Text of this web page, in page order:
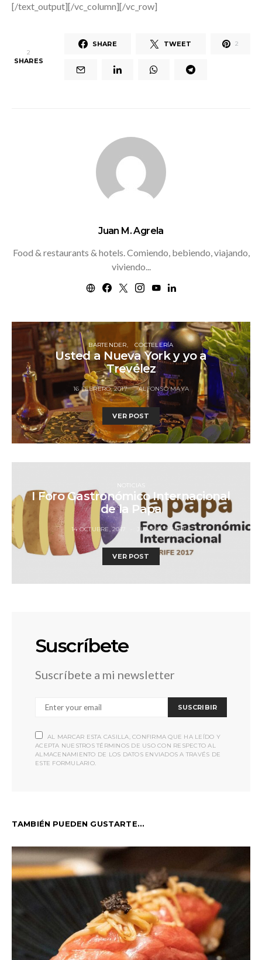
[/text_output][/vc_column][/vc_row]
2
SHARES
SHARE TWEET 2
Juan M. Agrela
Food & restaurants & hotels. Comiendo, bebiendo, viajando,
viviendo...
BARTENDER COCTELERÍA
Usted a Nueva York y yo a
Trevélez
16 FEBRERO, 2017 ALFONSO MAYA
VER POST
NOTICIAS
I Foro Gastronómico Internacional
de la Papa
14 OCTUBRE, 2017 JUAN M. AGRELA
VER POST
Suscríbete
Suscríbete a mi newsletter
SUSCRIBIR
AL MARCAR ESTA CASILLA, CONFIRMA QUE HA LEÍDO Y
ACEPTA NUESTROS TÉRMINOS DE USO CON RESPECTO AL
ALMACENAMIENTO DE LOS DATOS ENVIADOS A TRAVÉS DE
ESTE FORMULARIO.
TAMBIÉN PUEDEN GUSTARTE...